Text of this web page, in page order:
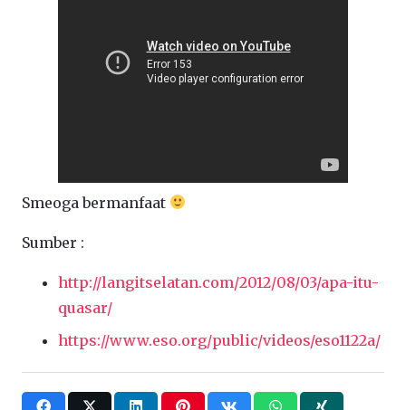
Smeoga bermanfaat
Sumber :
http://langitselatan.com/2012/08/03/apa-itu-
quasar/
https://www.eso.org/public/videos/eso1122a/